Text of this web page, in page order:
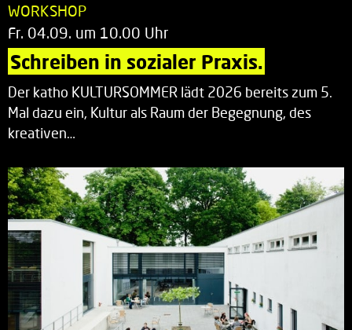
WORKSHOP
Fr. 04.09. um 10.00 Uhr
Schreiben in sozialer Praxis.
Der katho KULTURSOMMER lädt 2026 bereits zum 5.
Mal dazu ein, Kultur als Raum der Begegnung, des
kreativen…